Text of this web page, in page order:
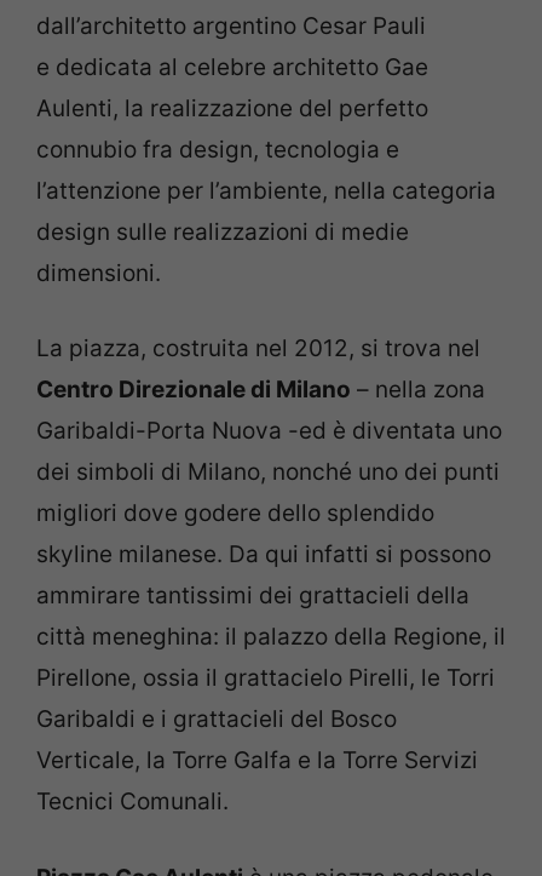
dall’architetto argentino Cesar Pauli
e dedicata al celebre architetto Gae
Aulenti, la realizzazione del perfetto
connubio fra design, tecnologia e
l’attenzione per l’ambiente, nella categoria
design sulle realizzazioni di medie
dimensioni.
La piazza, costruita nel 2012, si trova nel
Centro Direzionale di Milano – nella zona
Garibaldi-Porta Nuova -ed è diventata uno
dei simboli di Milano, nonché uno dei punti
migliori dove godere dello splendido
skyline milanese. Da qui infatti si possono
ammirare tantissimi dei grattacieli della
città meneghina: il palazzo della Regione, il
Pirellone, ossia il grattacielo Pirelli, le Torri
Garibaldi e i grattacieli del Bosco
Verticale, la Torre Galfa e la Torre Servizi
Tecnici Comunali.